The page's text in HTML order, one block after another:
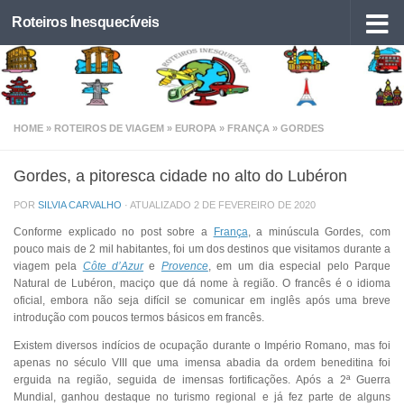
Skip to content
Roteiros Inesquecíveis
HOME » ROTEIROS DE VIAGEM » EUROPA » FRANÇA » GORDES
Gordes, a pitoresca cidade no alto do Lubéron
POR SILVIA CARVALHO · ATUALIZADO 2 DE FEVEREIRO DE 2020
Conforme explicado no post sobre a França , a minúsculaGordes , com
pouco mais de 2 mil habitantes, foi um dos destinos que visitamos durante a
viagem pela Côte d’Azure Provence, em um dia especial pelo Parque
Natural de Lubéron, maciço que dá nome à região. O francês é o idioma
oficial, embora não seja difícil se comunicar em inglês após uma breve
introdução com poucos termos básicos em francês.
Existem diversos indícios de ocupação durante o Império Romano, mas foi
apenas no século VIII que uma imensa abadia da ordem beneditina foi
erguida na região, seguida de imensas fortificações. Após a 2ª Guerra
Mundial, ganhou destaque no turismo regional e já fez parte de alguns